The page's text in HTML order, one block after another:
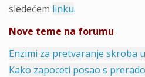
sledećem linku.
Nove teme na forumu
Enzimi za pretvaranje skroba
Kako zapoceti posao s